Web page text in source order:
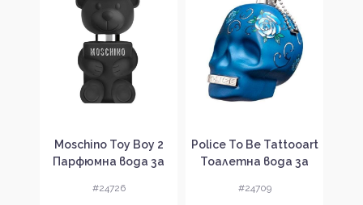
Moschino Toy Boy 2
Парфюмна вода за
EDP
#24726
Police To Be Tattooart
Тоалетна вода за
EDT
#24709